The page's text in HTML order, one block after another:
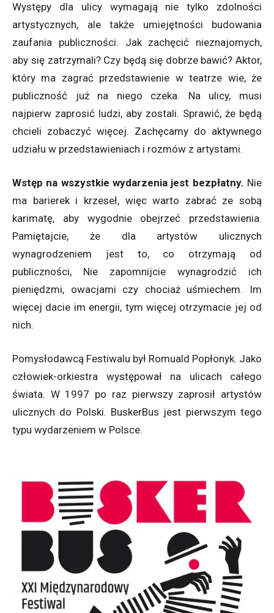
Występy dla ulicy wymagają nie tylko zdolności
artystycznych, ale także umiejętności budowania
zaufania publiczności. Jak zachęcić nieznajomych,
aby się zatrzymali? Czy będą się dobrze bawić? Aktor,
który ma zagrać przedstawienie w teatrze wie, że
publiczność już na niego czeka. Na ulicy, musi
najpierw zaprosić ludzi, aby zostali. Sprawić, że będą
chcieli zobaczyć więcej. Zachęcamy do aktywnego
udziału w przedstawieniach i rozmów z artystami.
Wstęp na wszystkie wydarzenia jest bezpłatny. Nie
ma barierek i krzeseł, więc warto zabrać ze sobą
karimatę, aby wygodnie obejrzeć przedstawienia.
Pamiętajcie, że dla artystów ulicznych
wynagrodzeniem jest to, co otrzymają od
publiczności, Nie zapomnijcie wynagrodzić ich
pieniędzmi, owacjami czy chociaż uśmiechem. Im
więcej dacie im energii, tym więcej otrzymacie jej od
nich.
Pomysłodawcą Festiwalu był Romuald Popłonyk. Jako
człowiek-orkiestra występował na ulicach całego
świata. W 1997 po raz pierwszy zaprosił artystów
ulicznych do Polski. BuskerBus jest pierwszym tego
typu wydarzeniem w Polsce.